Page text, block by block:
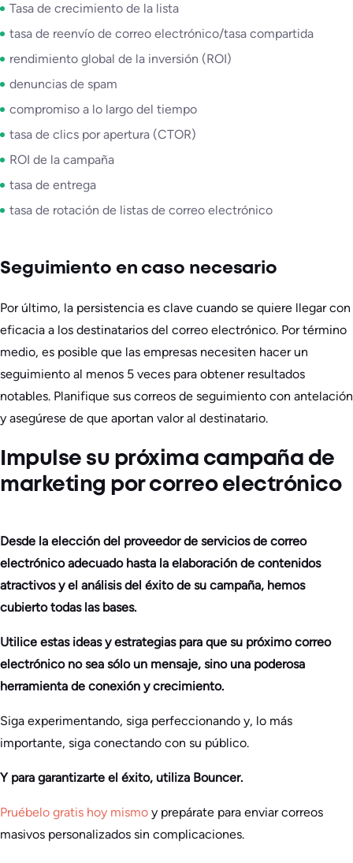
Tasa de crecimiento de la lista
tasa de reenvío de correo electrónico/tasa compartida
rendimiento global de la inversión (ROI)
denuncias de spam
compromiso a lo largo del tiempo
tasa de clics por apertura (CTOR)
ROI de la campaña
tasa de entrega
tasa de rotación de listas de correo electrónico
Seguimiento en caso necesario
Por último, la persistencia es clave cuando se quiere llegar con
eficacia a los destinatarios del correo electrónico. Por término
medio, es posible que las empresas necesiten hacer un
seguimiento al menos 5 veces para obtener resultados
notables. Planifique sus correos de seguimiento con antelación
y asegúrese de que aportan valor al destinatario.
Impulse su próxima campaña de
marketing por correo electrónico
Desde la elección del proveedor de servicios de correo
electrónico adecuado hasta la elaboración de contenidos
atractivos y el análisis del éxito de su campaña, hemos
cubierto todas las bases.
Utilice estas ideas y estrategias para que su próximo correo
electrónico no sea sólo un mensaje, sino una poderosa
herramienta de conexión y crecimiento.
Siga experimentando, siga perfeccionando y, lo más
importante, siga conectando con su público.
Y para garantizarte el éxito, utiliza Bouncer.
Pruébelo gratis hoy mismo y prepárate para enviar correos
masivos personalizados sin complicaciones.